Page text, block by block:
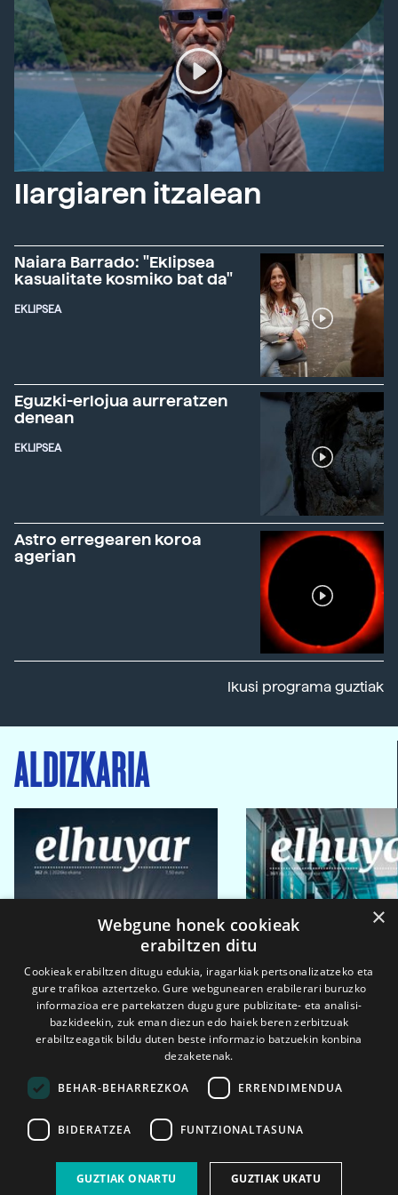
Ilargiaren itzalean
Naiara Barrado: "Eklipsea
kasualitate kosmiko bat da"
EKLIPSEA
Eguzki-erlojua aurreratzen
denean
EKLIPSEA
Astro erregearen koroa
agerian
Ikusi programa guztiak
ALDIZKARIA
2026ko eka. 1a 2026ko mar. 1a
×
Webgune honek cookieak
erabiltzen ditu
Cookieak erabiltzen ditugu edukia, iragarkiak pertsonalizatzeko eta
gure trafikoa aztertzeko. Gure webgunearen erabilerari buruzko
informazioa ere partekatzen dugu gure publizitate- eta analisi-
bazkideekin, zuk eman diezun edo haiek beren zerbitzuak
erabiltzeagatik bildu duten beste informazio batzuekin konbina
dezaketenak.
BEHAR-BEHARREZKOA ERRENDIMENDUA
BIDERATZEA FUNTZIONALTASUNA
GUZTIAK ONARTU GUZTIAK UKATU